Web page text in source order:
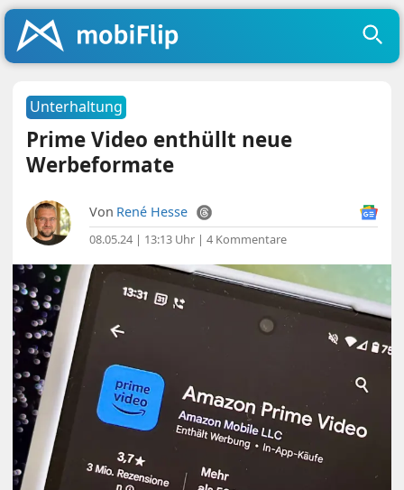
Unterhaltung
Prime Video enthüllt neue
Werbeformate
Von René Hesse
08.05.24 | 13:13 Uhr |4 Kommentare